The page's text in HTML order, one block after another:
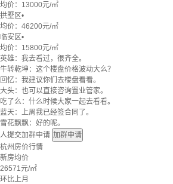
均价： 13000元/㎡
拱墅区•
均价： 46200元/㎡
临安区•
均价： 15800元/㎡
英雄：我去看过，很齐全。
牛转乾坤：这个楼盘价格波动大么？
回忆：我建议你们去楼盘看看。
大头：也可以直接咨询置业管家。
吃了么：什么时候大家一起去看看。
蓝天：上周我已经签合同了。
雪花飘飘：好的呢。
人提交加群申请 加群申请
杭州房价行情
新房均价
26571元/㎡
环比上月